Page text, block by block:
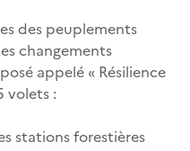
des peuplements
changements
appelé « Résilience
volets :
stations forestières